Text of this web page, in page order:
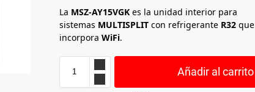
La MSZ-AY15VGKes la unidad interior para
sistemas MULTISPLITcon refrigerante R32que
incorpora WiFi.
Añadir al carrito